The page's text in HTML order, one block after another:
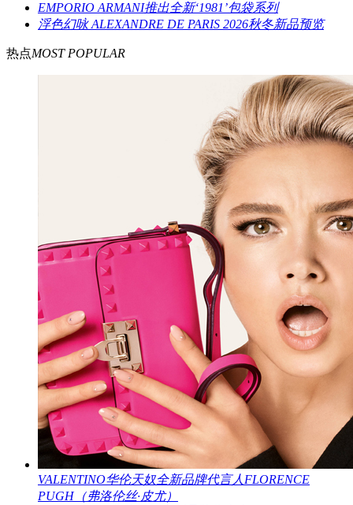
EMPORIO ARMANI推出全新‘1981’包袋系列
浮色幻咏 ALEXANDRE DE PARIS 2026秋冬新品预览
热点MOST POPULAR
VALENTINO华伦天奴全新品牌代言人FLORENCE
PUGH（弗洛伦丝·皮尤）